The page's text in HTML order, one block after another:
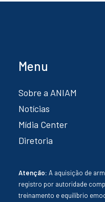
Menu
Sobre a ANIAM
Notícias
Mídia Center
Diretoria
Atenção: A aquisição de
registro por autoridade
treinamento e equilíbrio